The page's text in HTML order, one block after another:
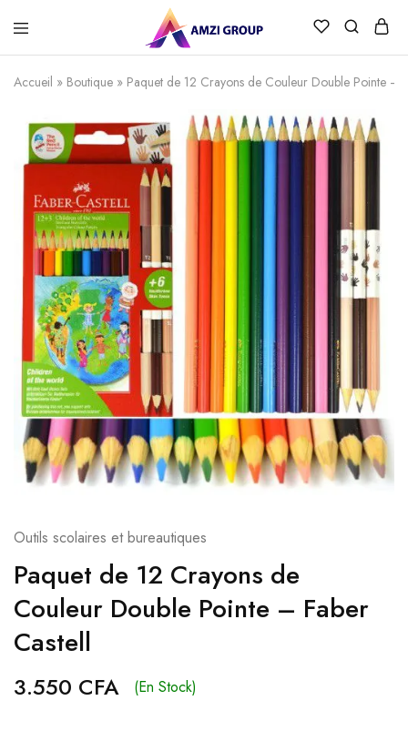
Accueil » Boutique » Paquet de 12 Crayons de Couleur Double Pointe –
Outils scolaires et bureautiques
Paquet de 12 Crayons de
Couleur Double Pointe – Faber
Castell
3.550 CFA (En Stock)